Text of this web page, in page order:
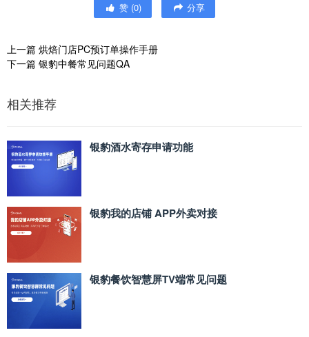
赞 (0) 分享
上一篇 烘焙门店PC预订单操作手册
下一篇 银豹中餐常见问题QA
相关推荐
银豹酒水寄存申请功能
银豹我的店铺 APP外卖对接
银豹餐饮智慧屏TV端常见问题